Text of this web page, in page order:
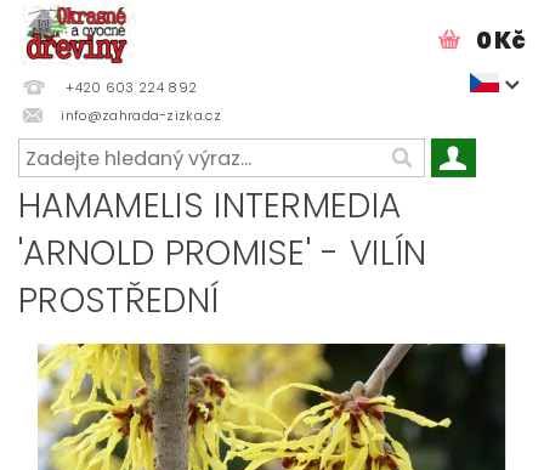
+420 603 224 892
info@zahrada-zizka.cz
0 Kč
HAMAMELIS INTERMEDIA
'ARNOLD PROMISE' - VILÍN
PROSTŘEDNÍ